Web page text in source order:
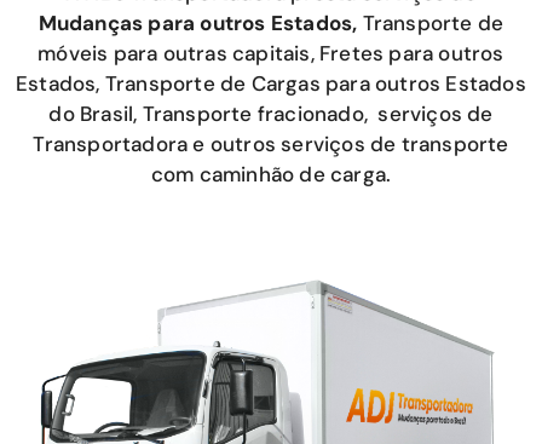
Mudanças para outros Estados, Transporte de
móveis para outras capitais, Fretes para outros
Estados, Transporte de Cargas para outros Estados
do Brasil, Transporte fracionado, serviços de
Transportadora e outros serviços de transporte
com caminhão de carga.